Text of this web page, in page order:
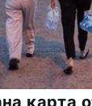
карта